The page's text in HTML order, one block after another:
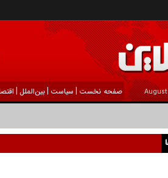
صفحه نخست | سیاست |بين‌الملل |